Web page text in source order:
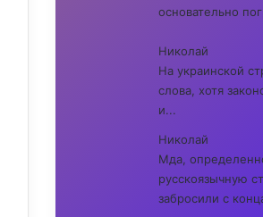
основательно
Николай
На украинской
слова, хотя
и...
Николай
Мда,
русскоязычную
забросили с